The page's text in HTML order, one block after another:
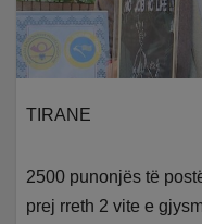
TIRANE
2500 punonjës të
prej rreth 2 vite e